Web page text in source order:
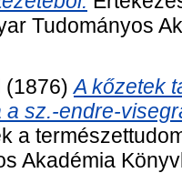
Tudományos
(1876)A kőzetek
a sz.-endre-
a
Akadémia